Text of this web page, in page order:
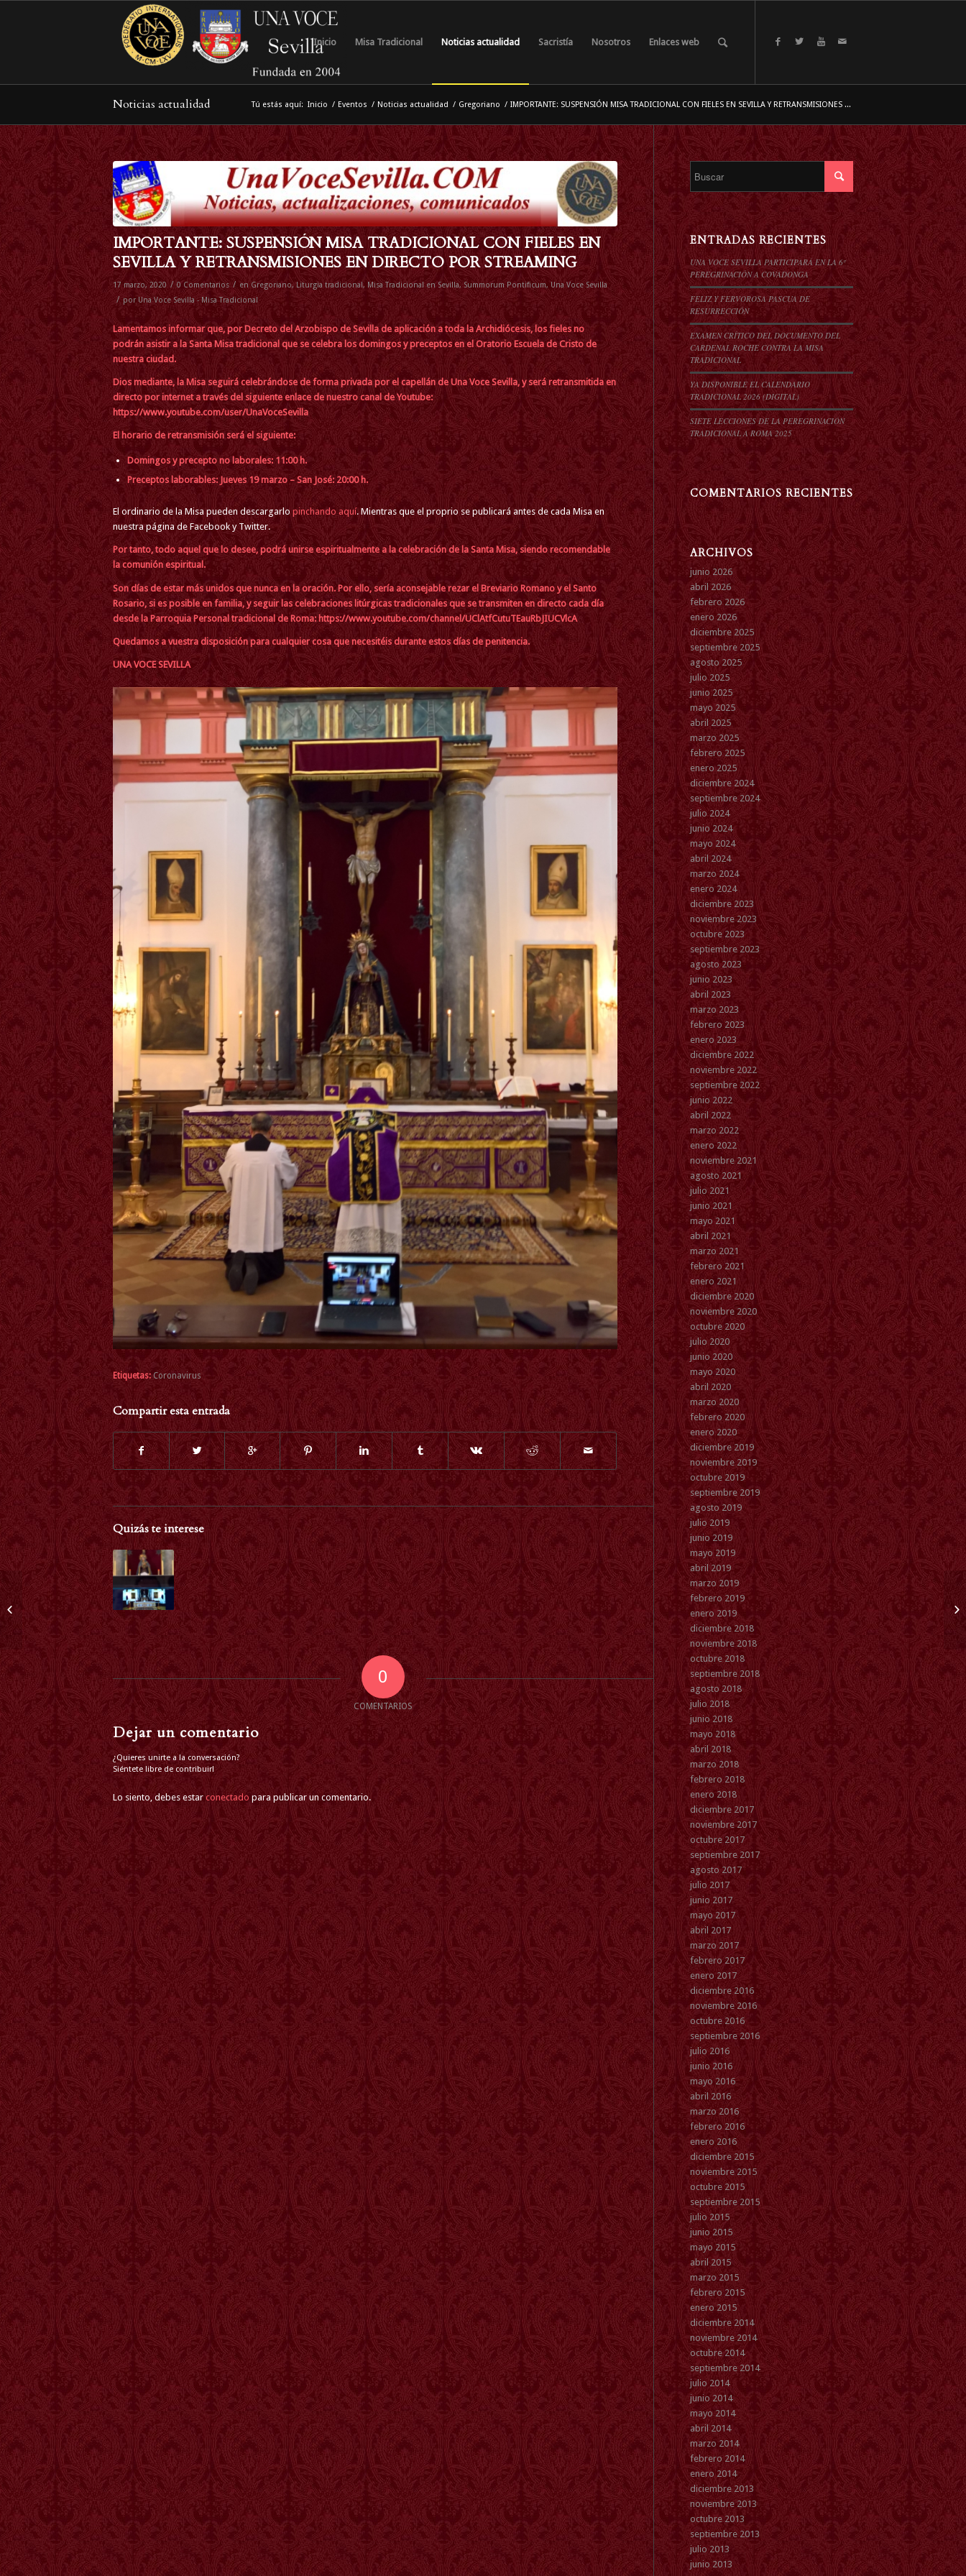
Inicio Misa Tradicional Noticias actualidad Sacristía Nosotros Enlaces web
Noticias actualidad Tú estás aquí: Inicio / Eventos / Noticias actualidad / Gregoriano / IMPORTANTE: SUSPENSIÓN MISA TRADICIONAL CON FIELES EN SEVILLA Y RETRANSMISIONES ...
IMPORTANTE: SUSPENSIÓN MISA TRADICIONAL CON FIELES EN
SEVILLA Y RETRANSMISIONES EN DIRECTO POR STREAMING
17 marzo, 2020 / 0 Comentarios / en Gregoriano,Liturgia tradicional , Misa Tradicional en Sevilla, Summorum Pontificum, Una Voce Sevilla
/ por Una Voce Sevilla - Misa Tradicional
Lamentamos informar que, por Decreto del Arzobispo de Sevilla de aplicación a toda la Archidiócesis, los fieles no
podrán asistir a la Santa Misa tradicional que se celebra los domingos y preceptos en el Oratorio Escuela de Cristo de
nuestra ciudad.
Dios mediante, la Misa seguirá celebrándose de forma privada por el capellán de Una Voce Sevilla, y será retransmitida en
directo por internet a través del siguiente enlace de nuestro canal de Youtube:
https://www.youtube.com/user/UnaVoceSevilla
El horario de retransmisión será el siguiente:
Domingos y precepto no laborales: 11:00 h.
Preceptos laborables: Jueves 19 marzo – San José: 20:00 h.
El ordinario de la Misa pueden descargarlo pinchando aquí. Mientras que el proprio se publicará antes de cada Misa en
nuestra página de Facebook y Twitter.
Por tanto, todo aquel que lo desee, podrá unirse espiritualmente a la celebración de la Santa Misa, siendo recomendable
la comunión espiritual.
Son días de estar más unidos que nunca en la oración. Por ello, sería aconsejable rezar el Breviario Romano y el Santo
Rosario, si es posible en familia, y seguir las celebraciones litúrgicas tradicionales que se transmiten en directo cada día
desde la Parroquia Personal tradicional de Roma: https://www.youtube.com/channel/UClAtfCutuTEauRbJIUCVlcA
Quedamos a vuestra disposición para cualquier cosa que necesitéis durante estos días de penitencia.
UNA VOCE SEVILLA
Etiquetas: Coronavirus
Compartir esta entrada
Quizás te interese
0
COMENTARIOS
Dejar un comentario
¿Quieres unirte a la conversación?
Siéntete libre de contribuir!
Lo siento, debes estar conectado para publicar un comentario.
ENTRADAS RECIENTES
UNA VOCE SEVILLA PARTICIPARÁ EN LA 6º
PEREGRINACIÓN A COVADONGA
FELIZ Y FERVOROSA PASCUA DE
RESURRECCIÓN
EXAMEN CRÍTICO DEL DOCUMENTO DEL
CARDENAL ROCHE CONTRA LA MISA
TRADICIONAL
YA DISPONIBLE EL CALENDARIO
TRADICIONAL 2026 (DIGITAL)
SIETE LECCIONES DE LA PEREGRINACIÓN
TRADICIONAL A ROMA 2025
COMENTARIOS RECIENTES
ARCHIVOS
junio 2026
abril 2026
febrero 2026
enero 2026
diciembre 2025
septiembre 2025
agosto 2025
julio 2025
junio 2025
mayo 2025
abril 2025
marzo 2025
febrero 2025
enero 2025
diciembre 2024
septiembre 2024
julio 2024
junio 2024
mayo 2024
abril 2024
marzo 2024
enero 2024
diciembre 2023
noviembre 2023
octubre 2023
septiembre 2023
agosto 2023
junio 2023
abril 2023
marzo 2023
febrero 2023
enero 2023
diciembre 2022
noviembre 2022
septiembre 2022
junio 2022
abril 2022
marzo 2022
enero 2022
noviembre 2021
agosto 2021
julio 2021
junio 2021
mayo 2021
abril 2021
marzo 2021
febrero 2021
enero 2021
diciembre 2020
noviembre 2020
octubre 2020
julio 2020
junio 2020
mayo 2020
abril 2020
marzo 2020
febrero 2020
enero 2020
diciembre 2019
noviembre 2019
octubre 2019
septiembre 2019
agosto 2019
julio 2019
junio 2019
mayo 2019
abril 2019
marzo 2019
febrero 2019
enero 2019
diciembre 2018
noviembre 2018
octubre 2018
septiembre 2018
agosto 2018
julio 2018
junio 2018
mayo 2018
abril 2018
marzo 2018
febrero 2018
enero 2018
diciembre 2017
noviembre 2017
octubre 2017
septiembre 2017
agosto 2017
julio 2017
junio 2017
mayo 2017
abril 2017
marzo 2017
febrero 2017
enero 2017
diciembre 2016
noviembre 2016
octubre 2016
septiembre 2016
julio 2016
junio 2016
mayo 2016
abril 2016
marzo 2016
febrero 2016
enero 2016
diciembre 2015
noviembre 2015
octubre 2015
septiembre 2015
julio 2015
junio 2015
mayo 2015
abril 2015
marzo 2015
febrero 2015
enero 2015
diciembre 2014
noviembre 2014
octubre 2014
septiembre 2014
julio 2014
junio 2014
mayo 2014
abril 2014
marzo 2014
febrero 2014
enero 2014
diciembre 2013
noviembre 2013
octubre 2013
septiembre 2013
julio 2013
junio 2013
REPERTORIO CANTOS
GREGORIANOS SCHOLA
LAUDATE DOMINUM
UNA VOCE SEVILLA
(DESCARGA...